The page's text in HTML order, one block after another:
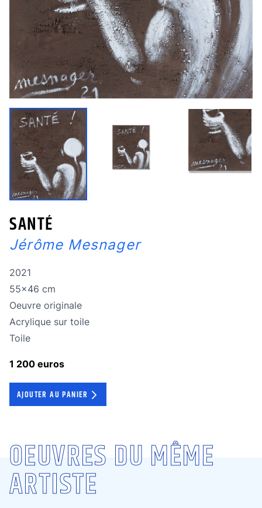
SANTÉ
Jérôme Mesnager
Année de réalisation
2021
Dimensions
55x46 cm
Oeuvre originale
Oeuvre originale
Technique
Acrylique sur toile
Technique
Toile
1 200 euros
AJOUTER AU PANIER
OEUVRES DU MÊME
ARTISTE